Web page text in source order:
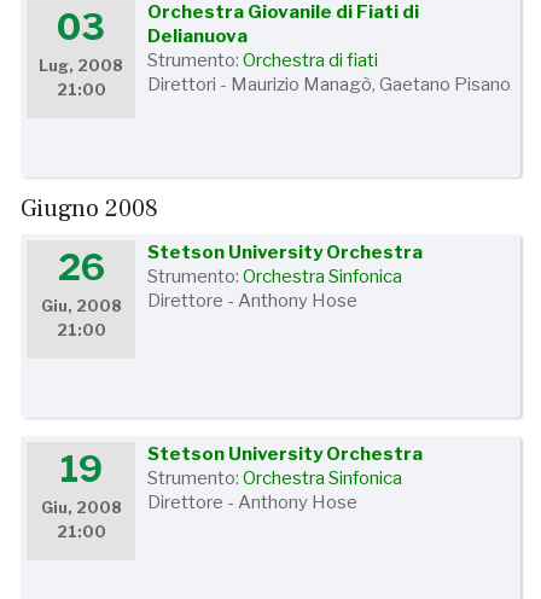
03
Lug, 2008
21:00
Orchestra Giovanile di Fiati di
Delianuova
Strumento:Orchestra di fiati
Direttori - Maurizio Managò, Gaetano Pisano
Giugno 2008
26
Giu, 2008
21:00
Stetson University Orchestra
Strumento:Orchestra Sinfonica
Direttore - Anthony Hose
19
Giu, 2008
21:00
Stetson University Orchestra
Strumento:Orchestra Sinfonica
Direttore - Anthony Hose